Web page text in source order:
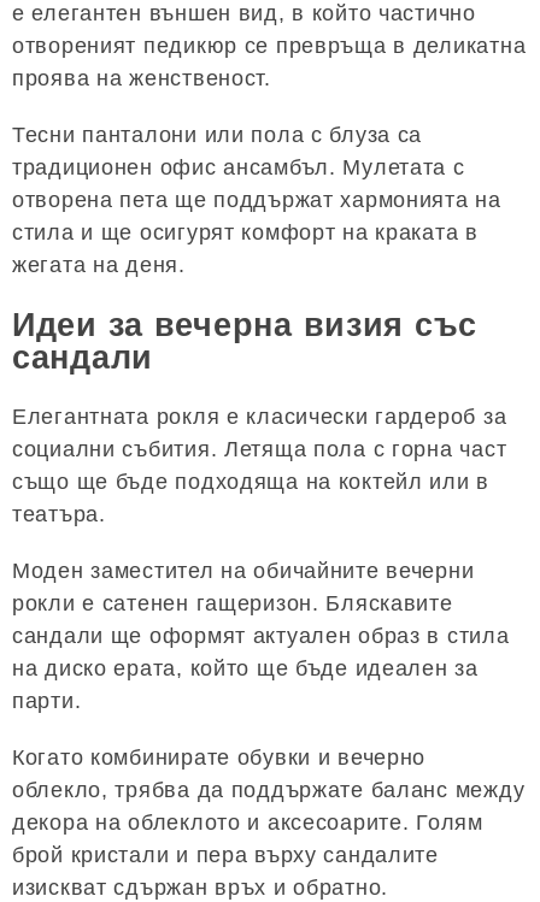
е елегантен външен вид, в който частично
отвореният педикюр се превръща в деликатна
проява на женственост.
Тесни панталони или пола с блуза са
традиционен офис ансамбъл. Мулетата с
отворена пета ще поддържат хармонията на
стила и ще осигурят комфорт на краката в
жегата на деня.
Идеи за вечерна визия със
сандали
Елегантната рокля е класически гардероб за
социални събития. Летяща пола с горна част
също ще бъде подходяща на коктейл или в
театъра.
Моден заместител на обичайните вечерни
рокли е сатенен гащеризон. Бляскавите
сандали ще оформят актуален образ в стила
на диско ерата, който ще бъде идеален за
парти.
Когато комбинирате обувки и вечерно
облекло, трябва да поддържате баланс между
декора на облеклото и аксесоарите. Голям
брой кристали и пера върху сандалите
изискват сдържан връх и обратно.